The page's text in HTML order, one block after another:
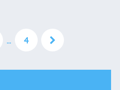
… 4